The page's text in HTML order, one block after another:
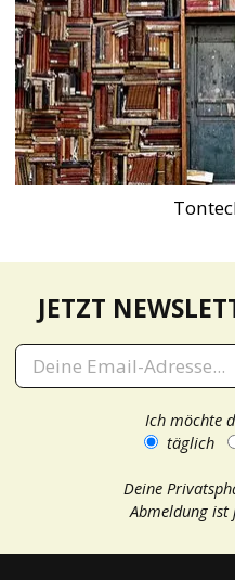
JETZT
Ich möchte
täglich
Deine
Abmeldung ist